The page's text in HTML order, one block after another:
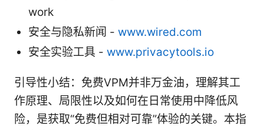
work
安全与隐私新闻 - www.wired.com
安全实验工具 - www.privacytools.io
引导性小结：免费VPM并非万金油，理解其工
作原理、局限性以及如何在日常使用中降低风
险，是获取“免费但相对可靠”体验的关键。本指